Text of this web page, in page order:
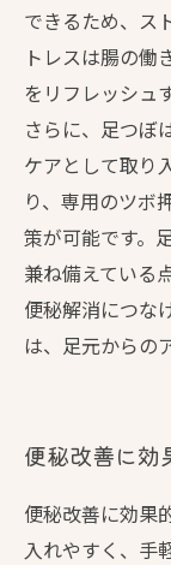
できるため、ス
トレスは腸の働
をリフレッシュ
さらに、足つぼ
ケアとして取り
り、専用のツボ
策が可能です。
兼ね備えている
便秘解消につな
は、足元からの
便秘改善に効
便秘改善に効果
入れやすく、手